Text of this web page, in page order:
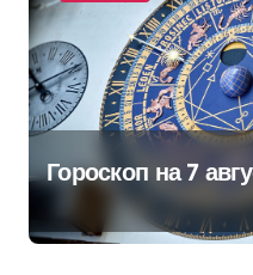
Гороскоп на 7